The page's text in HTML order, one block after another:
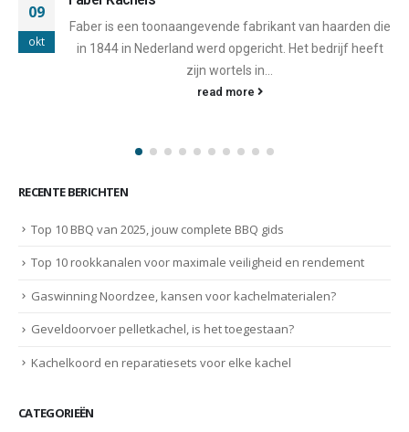
16
okt
Lasian is een vooraanstaand Spaans bedrijf dat zich
sinds zijn oprichting in 1967 heeft gericht op het leveren
van duurzame,...
read more
RECENTE BERICHTEN
Top 10 BBQ van 2025, jouw complete BBQ gids
Top 10 rookkanalen voor maximale veiligheid en rendement
Gaswinning Noordzee, kansen voor kachelmaterialen?
Geveldoorvoer pelletkachel, is het toegestaan?
Kachelkoord en reparatiesets voor elke kachel
CATEGORIEËN